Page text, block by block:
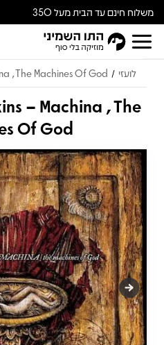
משלוח חינם עד הבית מעל 350
ש״ח
לועזי /
, The Machines Of God
– Machina , The
Of God